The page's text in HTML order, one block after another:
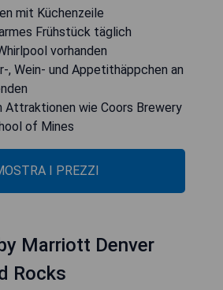
mit Küchenzeile
Frühstück täglich
vorhanden
, Wein- und Appetithäppchen an
Attraktionen wie Coors Brewery
of Mines
I PREZZI
Marriott Denver
Rocks